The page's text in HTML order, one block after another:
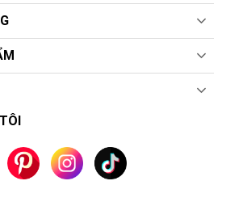
sử dụng thuật toán AI để
chuẩn gu của người xem.